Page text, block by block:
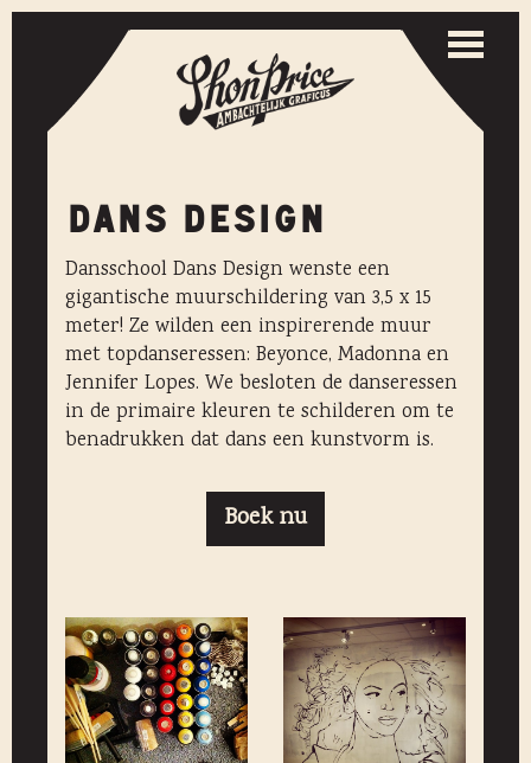
Toggle
DANS DESIGN
Dansschool Dans Design wenste een
gigantische muurschildering van 3,5 x 15
meter! Ze wilden een inspirerende muur
met topdanseressen: Beyonce, Madonna en
Jennifer Lopes. We besloten de danseressen
in de primaire kleuren te schilderen om te
benadrukken dat dans een kunstvorm is.
Boek nu